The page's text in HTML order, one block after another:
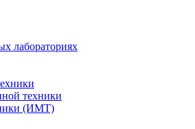
лабораториях
техники
(ИМТ)